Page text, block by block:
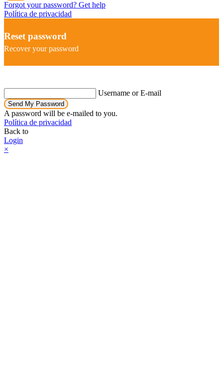
Forgot your password? Get help
Política de privacidad
Reset password
Recover your password
Username or E-mail
Send My Password
A password will be e-mailed to you.
Política de privacidad
Back to
Login
×